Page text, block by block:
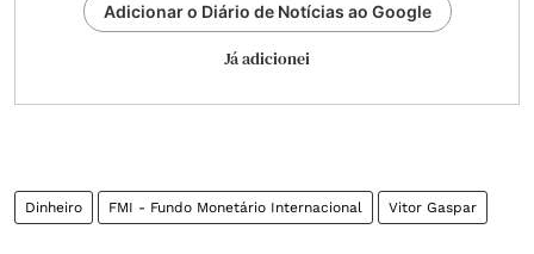
Adicionar o Diário de Notícias ao Google
Já adicionei
Dinheiro FMI - Fundo Monetário Internacional Vitor Gaspar